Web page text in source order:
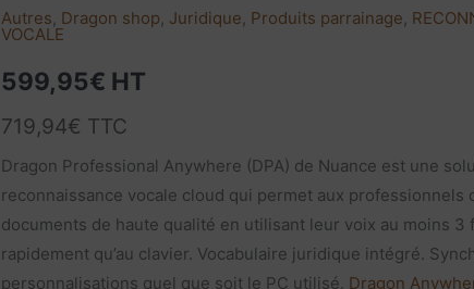
Autres, Dragon shop, Juridique, Produits parrainage,
VOCALE
599,95€ HT
719,94€ TTC
Dragon Professional Anywhere (DPA) de Nuance est une
reconnaissance vocale cloud qui permet aux professionnels
documents de haute qualité en utilisant leur voix au moins 3
rapidement qu’au clavier. Vocabulaire juridique intégré.
personnalisations quel que soit le PC utilisé. Dragon
quantité
Dragon
Anywhere
|
Cloud
|
Abonnement